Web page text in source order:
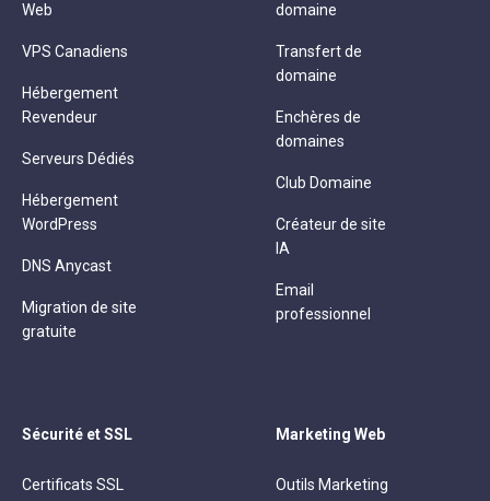
Web
VPS Canadiens
Hébergement
Revendeur
Serveurs Dédiés
Hébergement
WordPress
DNS Anycast
Migration de site
gratuite
domaine
Transfert de
domaine
Enchères de
domaines
Club Domaine
Créateur de site
IA
Email
professionnel
Sécurité et SSL
Certificats SSL
Marketing Web
Outils Marketing